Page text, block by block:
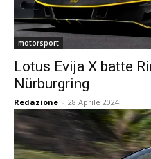
motorsport
Lotus Evija X batte
Nürburgring
Redazione - 28 Aprile 2024